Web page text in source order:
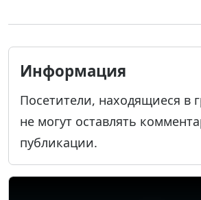
Информация
Посетители, находящиеся в
не могут оставлять
публикации.